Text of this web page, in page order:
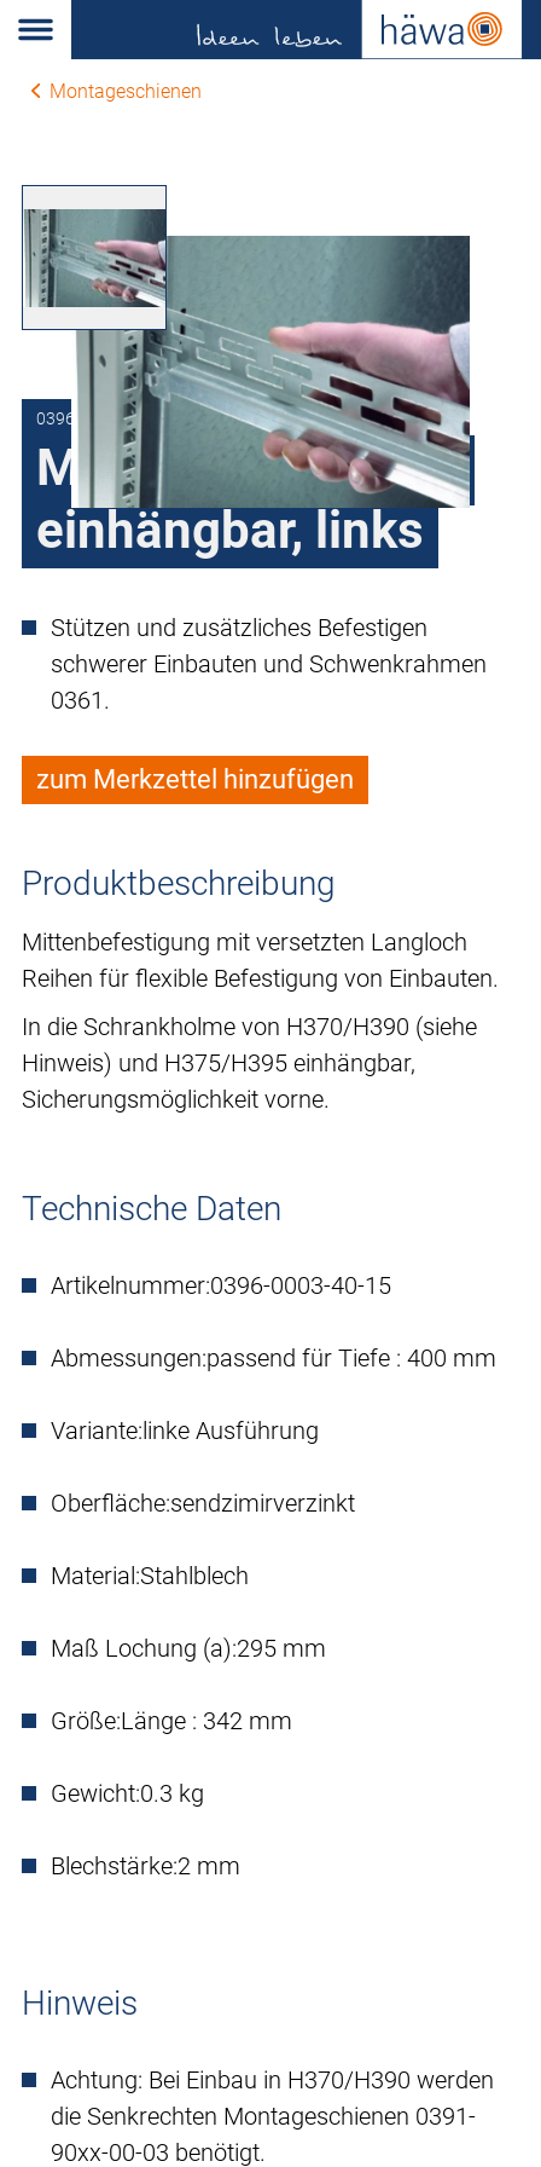
Montageschienen
0396-0003-40-15
Mittenbefestigung
einhängbar, links
Stützen und zusätzliches Befestigen
schwerer Einbauten und Schwenkrahmen
0361.
zum Merkzettel hinzufügen
Produktbeschreibung
Mittenbefestigung mit versetzten Langloch
Reihen für flexible Befestigung von Einbauten.
In die Schrankholme von H370/H390 (siehe
Hinweis) und H375/H395 einhängbar,
Sicherungsmöglichkeit vorne.
Technische Daten
Artikelnummer:0396-0003-40-15
Abmessungen:passend für Tiefe : 400 mm
Variante: linke Ausführung
Oberfläche:sendzimirverzinkt
Material:Stahlblech
Maß Lochung (a):295 mm
Größe:Länge : 342 mm
Gewicht:0.3 kg
Blechstärke:2 mm
Hinweis
Achtung: Bei Einbau in H370/H390 werden
die Senkrechten Montageschienen 0391-
90xx-00-03 benötigt.